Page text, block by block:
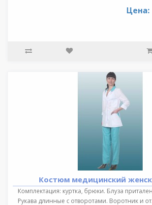
Цена:
Костюм медицинский
Комплектация: куртка, брюки. Блуза
Рукава длинные с отворотами. Воротник и